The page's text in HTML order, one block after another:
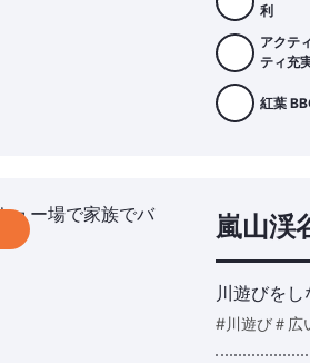
利
アクテ
ティ充
紅葉
嵐山渓
川遊びを
#川遊び＃広